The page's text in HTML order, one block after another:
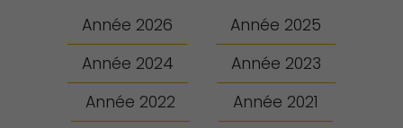
Année 2026
Année 2025
Année 2024
Année 2023
Année 2022
Année 2021